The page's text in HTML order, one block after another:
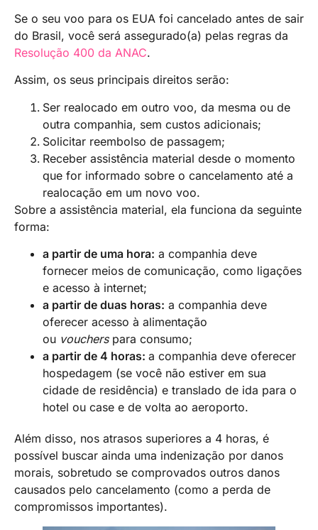
Se o seu voo para os EUA foi cancelado antes de sair
do Brasil, você será assegurado(a) pelas regras da
Resolução 400 da ANAC.
Assim, os seus principais direitos serão:
Ser realocado em outro voo, da mesma ou de
outra companhia, sem custos adicionais;
Solicitar reembolso de passagem;
Receber assistência material desde o momento
que for informado sobre o cancelamento até a
realocação em um novo voo.
Sobre a assistência material, ela funciona da seguinte
forma:
a partir de uma hora: a companhia deve
fornecer meios de comunicação, como ligações
e acesso à internet;
a partir de duas horas: a companhia deve
oferecer acesso à alimentação
ou vouchers para consumo;
a partir de 4 horas: a companhia deve oferecer
hospedagem (se você não estiver em sua
cidade de residência) e translado de ida para o
hotel ou case e de volta ao aeroporto.
Além disso, nos atrasos superiores a 4 horas, é
possível buscar ainda uma indenização por danos
morais, sobretudo se comprovados outros danos
causados pelo cancelamento (como a perda de
compromissos importantes).